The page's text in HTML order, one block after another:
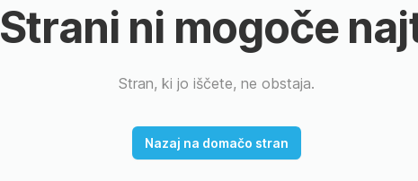
Strani ni mogoče
Stran, ki jo iščete, ne obstaja.
Nazaj na domačo stran